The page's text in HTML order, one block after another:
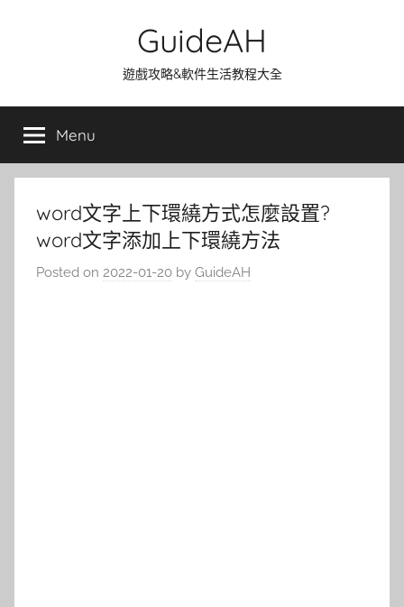
GuideAH
遊戲攻略&軟件生活教程大全
Menu
word文字上下環繞方式怎麼設置?
word文字添加上下環繞方法
Posted on 2022-01-20 by GuideAH